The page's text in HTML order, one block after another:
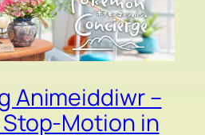
Animeiddiwr –
Stop-Motion in